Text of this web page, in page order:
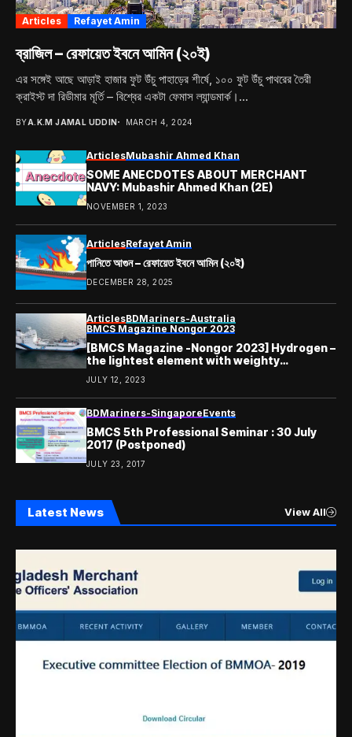
Articles Refayet Amin
ব্রাজিল – রেফায়েত ইবনে আমিন (২০ই)
এর সঙ্গেই আছে আড়াই হাজার ফুট উঁচু পাহাড়ের শীর্ষে, ১০০ ফুট উঁচু পাথরের তৈরী
ক্রাইস্ট দা রিডীমার মূর্তি – বিশ্বের একটা ফেমাস ল্যান্ডমার্ক।...
BYA.K.M JAMAL UDDIN MARCH 4, 2024
ArticlesMubashir Ahmed Khan
SOME ANECDOTES ABOUT MERCHANT
NAVY: Mubashir Ahmed Khan (2E)
NOVEMBER 1, 2023
ArticlesRefayet Amin
পানিতে আগুন – রেফায়েত ইবনে আমিন (২০ই)
DECEMBER 28, 2025
ArticlesBDMariners-Australia
BMCS Magazine Nongor 2023
[BMCS Magazine -Nongor 2023] Hydrogen –
the lightest element with weighty
JULY 12, 2023
BDMariners-SingaporeEvents
BMCS 5th Professional Seminar : 30 July
2017 (Postponed)
JULY 23, 2017
Latest News View All